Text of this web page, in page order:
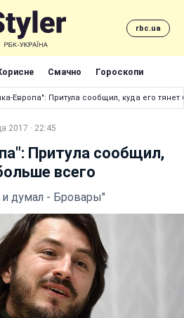
rbc.ua
Смачно Гороскопи
Европа": Притула сообщил, куда его
2017 · 22:45
Притула сообщил,
всего
и думал - Бровары"